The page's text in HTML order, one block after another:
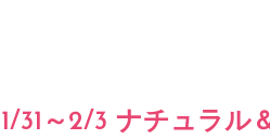
1/31～2/3 ナチュラル